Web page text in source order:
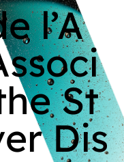
l’A
St
Dis